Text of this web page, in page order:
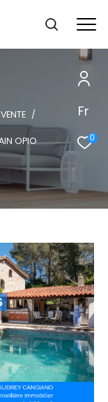
Fr
0
VENTE
OPIO